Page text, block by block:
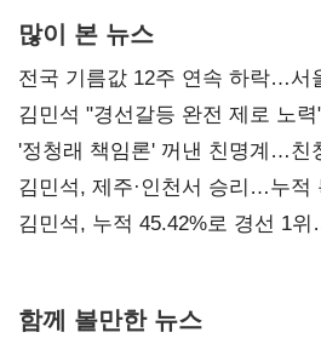
많이 본 뉴스
전국 기름값 12주 연속 하락…서
김민석 "경선갈등 완전 제로 노
사과부터"
'정청래 책임론' 꺼낸 친명계…친
때리기
김민석, 제주·인천서 승리…누적
탈환'(종합)
김민석, 누적 45.42%로 경선 1
함께 볼만한 뉴스